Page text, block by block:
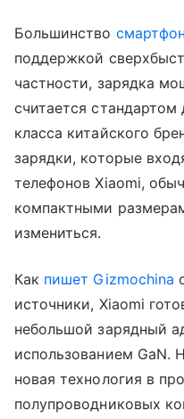
Большинство
поддержкой
частности, зарядка
считается стандартом
класса китайского
зарядки, которые
телефонов Xiaomi,
компактными
измениться.
Как пишет Gizmochina
источники, Xiaomi
небольшой зарядный
использованием GaN.
новая технология в
полупроводниковых